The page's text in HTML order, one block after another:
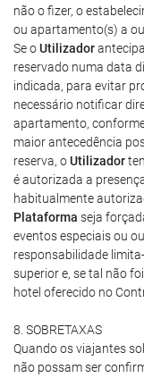
não o fizer, o
ou apartamento(s) a
Se oUtilizador
reservado numa data
indicada, para evitar
necessário notificar
apartamento,
maior antecedência
reserva, oUtilizador
é autorizada a
habitualmente
Plataforma seja
eventos especiais ou
responsabilidade
superior e, se tal não
hotel oferecido no
8. SOBRETAXAS
Quando os viajantes
não possam ser